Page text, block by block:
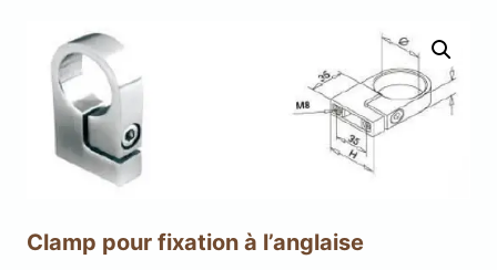
Clamp pour fixation à l’anglaise